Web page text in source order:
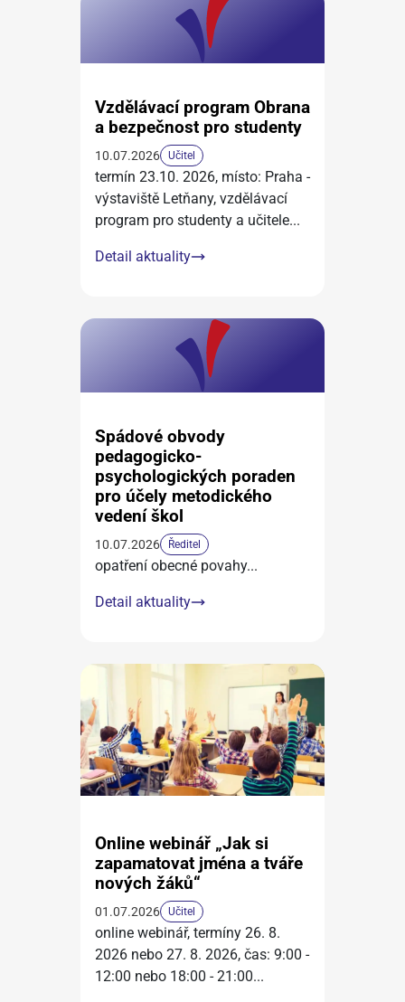
Vzdělávací program Obrana
a bezpečnost pro studenty
10.07.2026 Učitel
termín 23.10. 2026, místo: Praha -
výstaviště Letňany, vzdělávací
program pro studenty a učitele...
Detail aktuality
Spádové obvody
pedagogicko-
psychologických poraden
pro účely metodického
vedení škol
10.07.2026 Ředitel
opatření obecné povahy...
Detail aktuality
Online webinář „Jak si
zapamatovat jména a tváře
nových žáků“
01.07.2026 Učitel
online webinář, termíny 26. 8.
2026 nebo 27. 8. 2026, čas: 9:00 -
12:00 nebo 18:00 - 21:00...